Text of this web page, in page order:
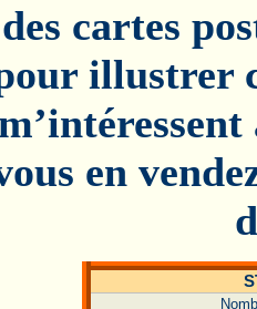
cartes
illustrer
en